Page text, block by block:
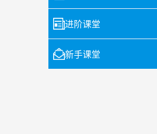
进阶课堂
新手课堂